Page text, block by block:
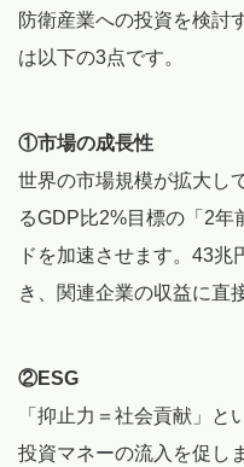
防衛産業への投資を検討
は以下の3点です。
①市場の成長性
世界の市場規模が拡大し
るGDP比2%目標の「2年
ドを加速させます。43
き、関連企業の収益に直
②ESG
「抑止力＝社会貢献」
投資マネーの流入を促し